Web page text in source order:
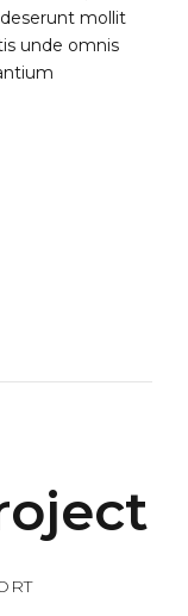
mollit
unde omnis